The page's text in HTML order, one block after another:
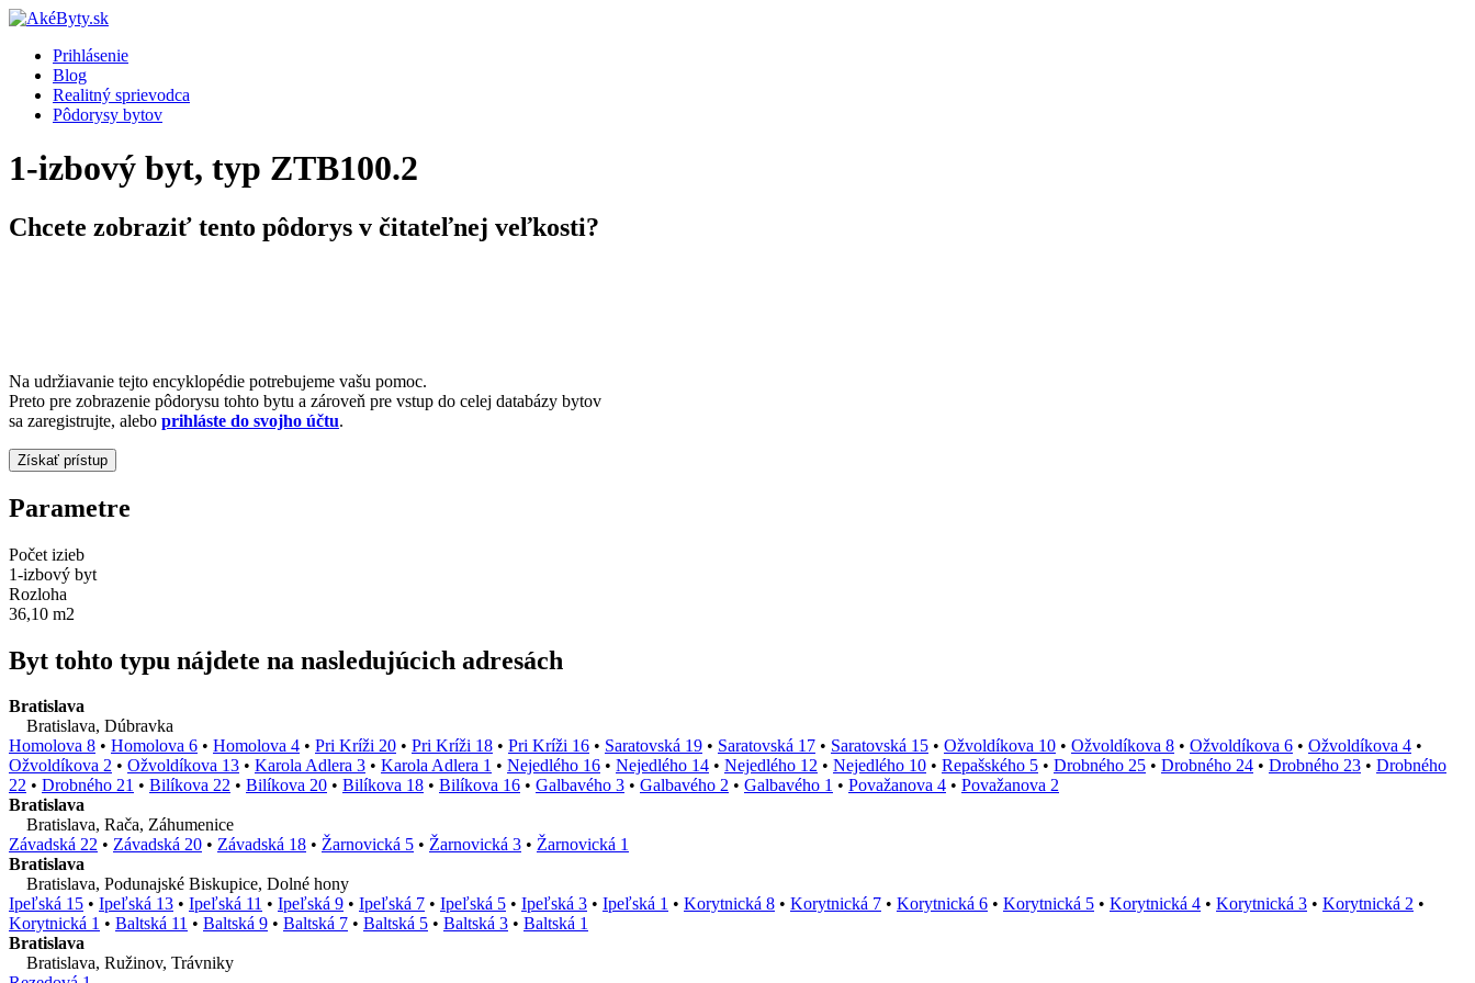
Prihlásenie
Blog
Realitný sprievodca
Pôdorysy bytov
1-izbový byt, typ ZTB100.2
Chcete zobraziť tento pôdorys v čitateľnej veľkosti?
Na udržiavanie tejto encyklopédie potrebujeme vašu pomoc.
Preto pre zobrazenie pôdorysu tohto bytu a zároveň pre vstup do celej databázy bytov
sa zaregistrujte, alebo prihláste do svojho účtu.
Parametre
Počet izieb
1-izbový byt
Rozloha
36,10 m2
Byt tohto typu nájdete na nasledujúcich adresách
Bratislava
Bratislava, Dúbravka
Homolova 8 • Homolova 6 • Homolova 4 • Pri Kríži 20 • Pri Kríži 18 • Pri Kríži 16 • Saratovská 19 • Saratovská 17 • Saratovská 15 • Ožvoldíkova 10 • Ožvoldíkova 8 • Ožvoldíkova 6 • Ožvoldíkova 4 •
Ožvoldíkova 2 • Ožvoldíkova 13 • Karola Adlera 3 • Karola Adlera 1 • Nejedlého 16 • Nejedlého 14 • Nejedlého 12 • Nejedlého 10 • Repašského 5 • Drobného 25 • Drobného 24 • Drobného 23 • Drobného
22 • Drobného 21 • Bilíkova 22 • Bilíkova 20 • Bilíkova 18 • Bilíkova 16 • Galbavého 3 • Galbavého 2 • Galbavého 1 • Považanova 4 • Považanova 2
Bratislava
Bratislava, Rača, Záhumenice
Závadská 22 • Závadská 20 • Závadská 18 • Žarnovická 5 • Žarnovická 3 • Žarnovická 1
Bratislava
Bratislava, Podunajské Biskupice, Dolné hony
Ipeľská 15 • Ipeľská 13 • Ipeľská 11 • Ipeľská 9 • Ipeľská 7 • Ipeľská 5 • Ipeľská 3 • Ipeľská 1 • Korytnická 8 • Korytnická 7 • Korytnická 6 • Korytnická 5 • Korytnická 4 • Korytnická 3 • Korytnická 2 •
Korytnická 1 • Baltská 11 • Baltská 9 • Baltská 7 • Baltská 5 • Baltská 3 • Baltská 1
Bratislava
Bratislava, Ružinov, Trávniky